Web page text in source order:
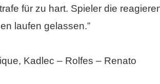
für zu hart. Spieler die
laufen gelassen.”
Kadlec – Rolfes – Renato